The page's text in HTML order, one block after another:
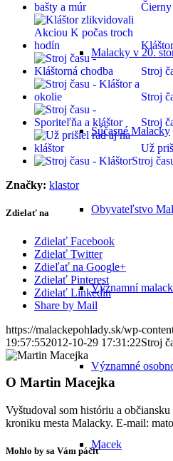
Malacky v 20.
Súčasné Malacky
Obyvateľstvo
Významní
Významné
Macek
Čierny
Stroj
Stroj
Stroj
Už
Stroj
Značky: klastor
Zdielať na
Zdielať Facebook
Zdielať Twitter
Zdieľať na Google+
Zdielať Pinterest
Zdielať Linkedin
Share by Mail
https://malackepohlady.sk/wp-
19:57:552012-10-29 17:31:22Stroj
O Martin Macejka
Vyštudoval som históriu a
kroniku mesta Malacky. E-mail:
Mohlo by sa Vám páčiť